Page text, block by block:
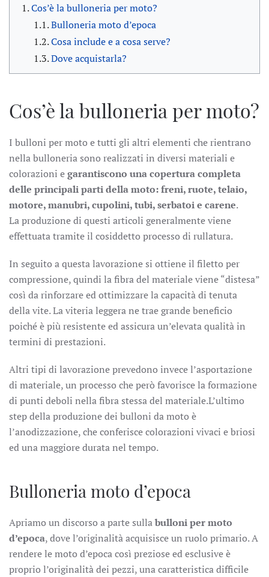
Cos’è la bulloneria per moto?
Bulloneria moto d’epoca
Cosa include e a cosa serve?
Dove acquistarla?
Cos’è la bulloneria per moto?
I bulloni per moto e tutti gli altri elementi che rientrano
nella bulloneria sono realizzati in diversi materiali e
colorazioni egarantiscono una copertura completa
delle principali parti della moto: freni, ruote, telaio,
motore, manubri, cupolini, tubi, serbatoi e carene.
La produzione di questi articoli generalmente viene
effettuata tramite il cosiddetto processo di rullatura.
In seguito a questa lavorazione si ottiene il filetto per
compressione, quindi la fibra del materiale viene “distesa”
così da rinforzare ed ottimizzare la capacità di tenuta
della vite. La viteria leggera ne trae grande beneficio
poiché è più resistente ed assicura un’elevata qualità in
termini di prestazioni.
Altri tipi di lavorazione prevedono invece l’asportazione
di materiale, un processo che però favorisce la formazione
di punti deboli nella fibra stessa del materiale.L’ultimo
step della produzione dei bulloni da moto è
l’anodizzazione, che conferisce colorazioni vivaci e briosi
ed una maggiore durata nel tempo.
Bulloneria moto d’epoca
Apriamo un discorso a parte sullabulloni per moto
d’epoca, dove l’originalità acquisisce un ruolo primario. A
rendere le moto d’epoca così preziose ed esclusive è
proprio l’originalità dei pezzi, una caratteristica difficile